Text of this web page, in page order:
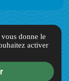
donne le
activer